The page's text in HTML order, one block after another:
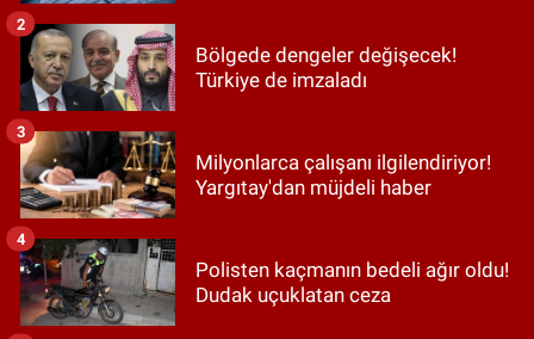
Bölgede dengeler değişecek!
Türkiye de imzaladı
2
Milyonlarca çalışanı ilgilendiriyor!
Yargıtay'dan müjdeli haber
3
Polisten kaçmanın bedeli ağır oldu!
Dudak uçuklatan ceza
4